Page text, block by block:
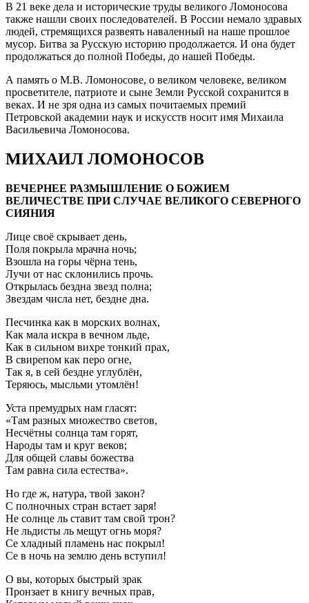
В 21 веке дела и исторические труды великого Ломоносова
также нашли своих последователей. В России немало здравых
людей, стремящихся развеять наваленный на наше прошлое
мусор. Битва за Русскую историю продолжается. И она будет
продолжаться до полной Победы, до нашей Победы.
А память о М.В. Ломоносове, о великом человеке, великом
просветителе, патриоте и сыне Земли Русской сохранится в
веках. И не зря одна из самых почитаемых премий
Петровской академии наук и искусств носит имя Михаила
Васильевича Ломоносова.
МИХАИЛ ЛОМОНОСОВ
ВЕЧЕРНЕЕ РАЗМЫШЛЕНИЕ О БОЖИЕМ
ВЕЛИЧЕСТВЕ ПРИ СЛУЧАЕ ВЕЛИКОГО СЕВЕРНОГО
СИЯНИЯ
Лице своё скрывает день,
Поля покрыла мрачна ночь;
Взошла на горы чёрна тень,
Лучи от нас склонились прочь.
Открылась бездна звезд полна;
Звездам числа нет, бездне дна.
Песчинка как в морских волнах,
Как мала искра в вечном льде,
Как в сильном вихре тонкий прах,
В свирепом как перо огне,
Так я, в сей бездне углублён,
Теряюсь, мысльми утомлён!
Уста премудрых нам гласят:
«Там разных множество светов,
Несчётны солнца там горят,
Народы там и круг веков;
Для общей славы божества
Там равна сила естества».
Но где ж, натура, твой закон?
С полночных стран встает заря!
Не солнце ль ставит там свой трон?
Не льдисты ль мещут огнь моря?
Се хладный пламень нас покрыл!
Се в ночь на землю день вступил!
О вы, которых быстрый зрак
Пронзает в книгу вечных прав,